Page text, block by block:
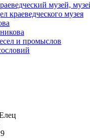
музей,
краеведческого музея
и промыслов